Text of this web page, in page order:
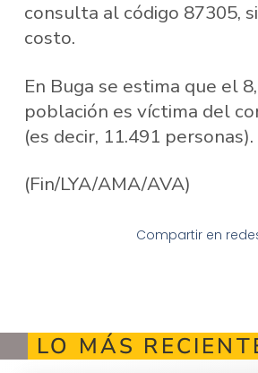
consulta al código 87305,
costo.
En Buga se estima que el
población es víctima del
(es decir, 11.491 personas).
(Fin/LYA/AMA/AVA)
Compartir en
LO MÁS